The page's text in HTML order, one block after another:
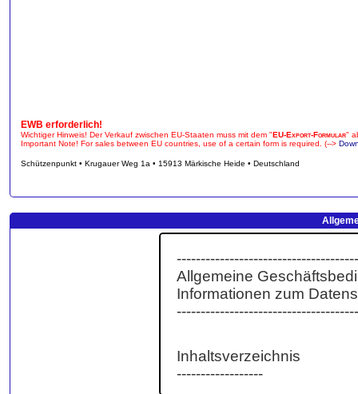
EWB erforderlich!
Wichtiger Hinweis! Der Verkauf zwischen EU-Staaten muss mit dem "EU-Export-Formular"
Important Note! For sales between EU countries, use of a certain form is required. (-->
Schützenpunkt • Krugauer Weg 1a • 15913 Märkische Heide • Deutschland